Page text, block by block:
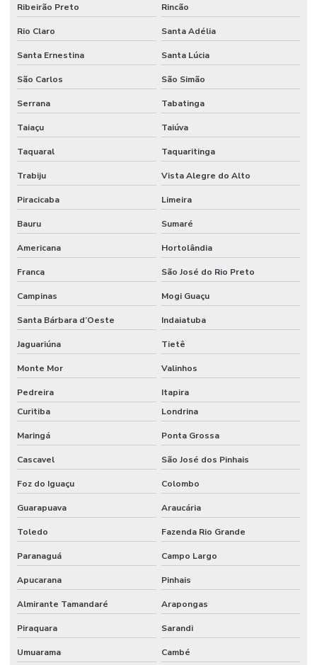
Ribeirão Preto Rincão
Rio Claro Santa Adélia
Santa Ernestina Santa Lúcia
São Carlos São Simão
Serrana Tabatinga
Taiaçu Taiúva
Taquaral Taquaritinga
Trabiju Vista Alegre do Alto
Piracicaba Limeira
Bauru Sumaré
Americana Hortolândia
Franca São José do Rio Preto
Campinas Mogi Guaçu
Santa Bárbara d’Oeste Indaiatuba
Jaguariúna Tietê
Monte Mor Valinhos
Pedreira
Itapira
Curitiba
Londrina
Maringá Ponta Grossa
Cascavel São José dos Pinhais
Foz do Iguaçu Colombo
Guarapuava Araucária
Toledo Fazenda Rio Grande
Paranaguá Campo Largo
Apucarana Pinhais
Almirante Tamandaré Arapongas
Piraquara Sarandi
Umuarama Cambé